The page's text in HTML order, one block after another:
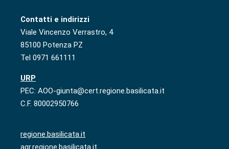
Contatti e indirizzi
Viale Vincenzo Verrastro, 4
85100 Potenza PZ
Tel 0971 661111
URP
PEC: AOO-giunta@cert.regione.basilicata.it
C.F. 80002950766
regione.basilicata.it
agr.regione.basilicata.it